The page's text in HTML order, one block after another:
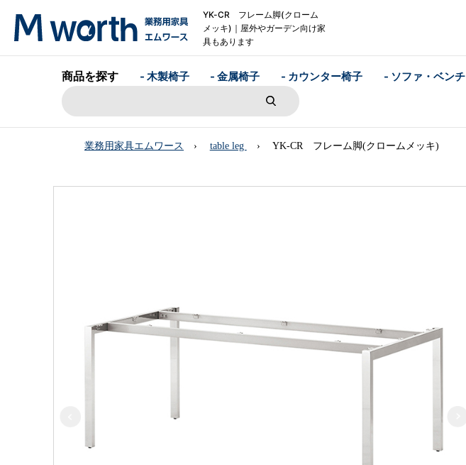
YK-CR フレーム脚(クローム
メッキ)｜屋外やガーデン向け家
具もあります
商品を探す - 木製椅子 - 金属椅子 - カウンター椅子 - ソファ・ベンチ
業務用家具エムワース table leg YK-CR フレーム脚(クロームメッキ)